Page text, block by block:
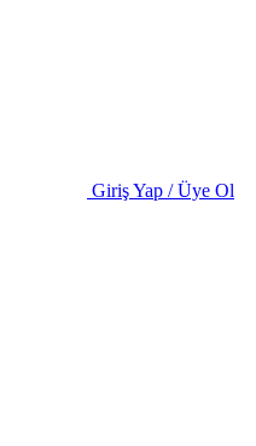
Giriş Yap / Üye Ol